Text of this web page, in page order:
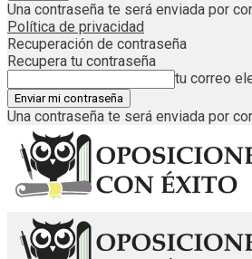
Una contraseña te será enviada por
Política de privacidad
Recuperación de contraseña
Recupera tu contraseña
tu correo
Una contraseña te será enviada por